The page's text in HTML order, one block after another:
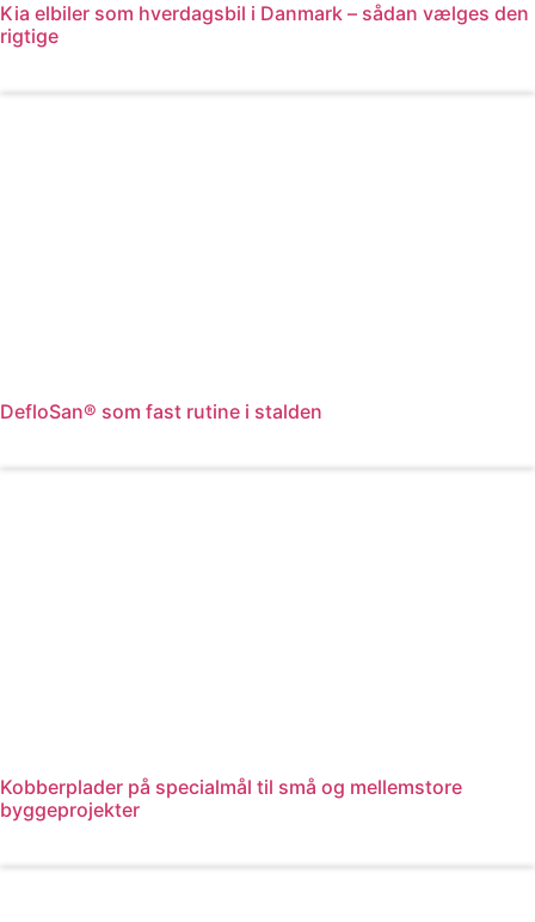
Kia elbiler som hverdagsbil i Danmark – sådan vælges den
rigtige
DefloSan® som fast rutine i stalden
Kobberplader på specialmål til små og mellemstore
byggeprojekter